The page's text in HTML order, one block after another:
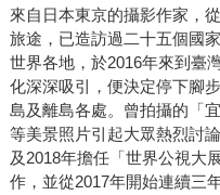
來自日本東京的攝影作家，
旅途，已造訪過二十五個國
世界各地，於2016年來到臺
化深深吸引，便決定停下腳
島及離島各處。曾拍攝的「
等美景照片引起大眾熱烈討
及2018年擔任「世界公視大
作，並從2017年開始連續三